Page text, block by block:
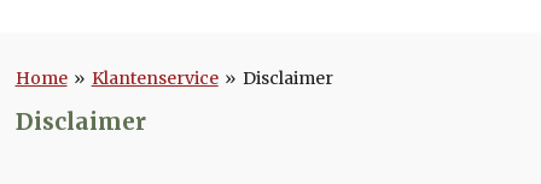
Home » Klantenservice » Disclaimer
Disclaimer